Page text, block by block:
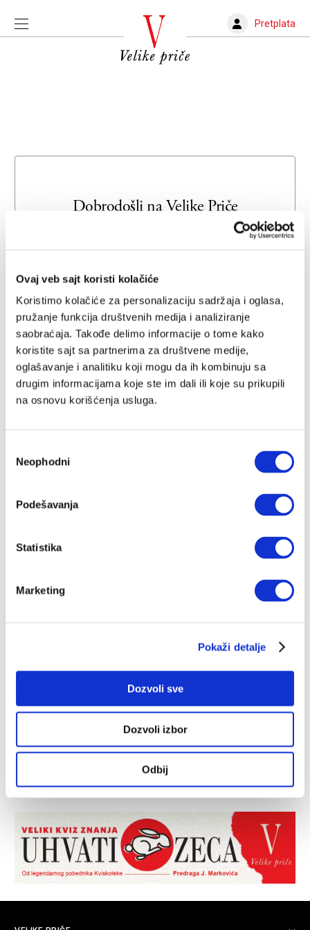
Ovaj veb sajt koristi kolačiće
Koristimo kolačiće za personalizaciju sadržaja i oglasa,
pružanje funkcija društvenih medija i analiziranje
saobraćaja. Takođe delimo informacije o tome kako
koristite sajt sa partnerima za društvene medije,
oglašavanje i analitiku koji mogu da ih kombinuju sa
drugim informacijama koje ste im dali ili koje su prikupili
na osnovu korišćenja usluga.
сагласности
Neophodni
Podešavanja
Statistika
Marketing
Pokaži detalje
Dozvoli sve
Dozvoli izbor
Odbij
Pretplata
Dobrodošli naVelike Priče
Unesite svoju adresu e-pošte da biste se prijavili ili kreirali
Email adresa
Lozinka
Zaboravljena lozinka?